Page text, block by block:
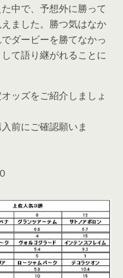
中で、予想外に勝って
ました。勝つ気はなか
ダービーを勝てなかっ
て語り継がれることに
ッズをご紹介しましょ
前にご確認願いま